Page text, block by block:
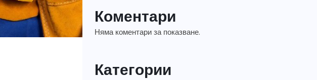
Коментари
Няма коментари за показване.
Категории